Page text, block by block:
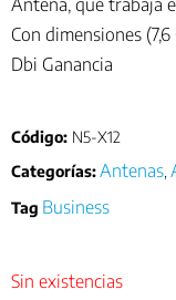
Antena, que trabaja
Con dimensiones
Dbi Ganancia
Código: N5-X12
Categorías:Antenas
Tag Business
Sin existencias